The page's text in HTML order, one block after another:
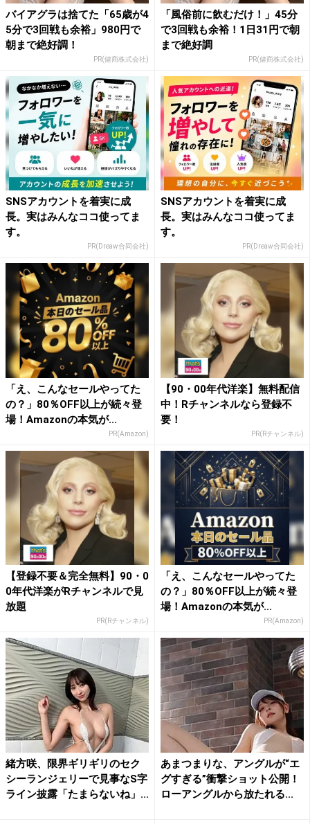
バイアグラは捨てた「65歳が4
5分で3回戦も余裕」980円で
朝まで絶好調！
PR(健商株式会社)
「風俗前に飲むだけ！」45分
で3回戦も余裕！1日31円で朝
まで絶好調
PR(健商株式会社)
SNSアカウントを着実に成
長。実はみんなココ使ってま
す。
PR(Dreaw合同会社)
SNSアカウントを着実に成
長。実はみんなココ使ってま
す。
PR(Dreaw合同会社)
「え、こんなセールやってた
の？」80％OFF以上が続々登
場！Amazonの本気が...
PR(Amazon)
【90・00年代洋楽】無料配信
中！Rチャンネルなら登録不
要！
PR(Rチャンネル)
【登録不要＆完全無料】90・0
0年代洋楽がRチャンネルで見
放題
PR(Rチャンネル)
「え、こんなセールやってた
の？」80％OFF以上が続々登
場！Amazonの本気が...
PR(Amazon)
緒方咲、限界ギリギリのセク
シーランジェリーで見事なS字
ライン披露「たまらないね」...
あまつまりな、アングルが“エ
グすぎる”衝撃ショット公開！
ローアングルから放たれる...